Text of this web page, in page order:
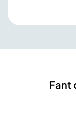
Fant